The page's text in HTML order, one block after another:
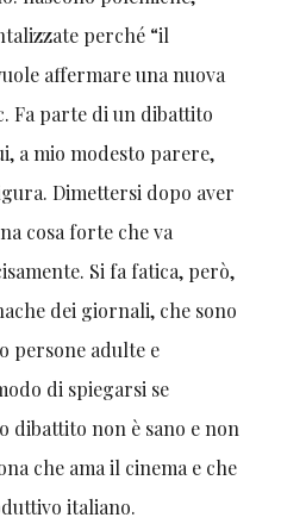
perché “il
affermare una nuova
Fa parte di un dibattito
a mio modesto parere,
Dimettersi dopo aver
cosa forte che va
Si fa fatica, però,
dei giornali, che sono
persone adulte e
di spiegarsi se
dibattito non è sano e non
che ama il cinema e che
italiano.